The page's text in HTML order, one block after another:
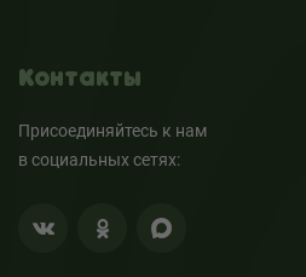
Контакты
Присоединяйтесь к нам
в социальных сетях: